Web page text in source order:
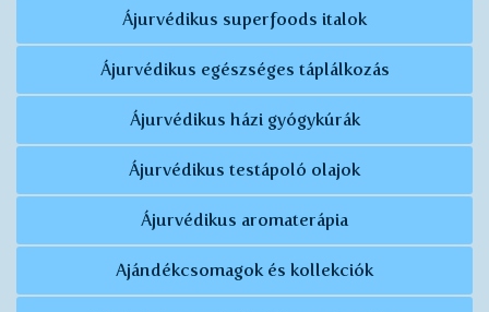
Ájurvédikus superfoods italok
Ájurvédikus egészséges táplálkozás
Ájurvédikus házi gyógykúrák
Ájurvédikus testápoló olajok
Ájurvédikus aromaterápia
Ajándékcsomagok és kollekciók